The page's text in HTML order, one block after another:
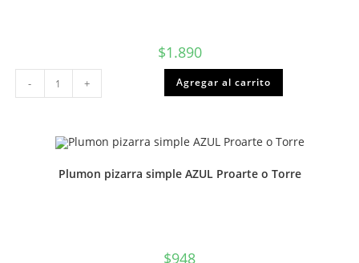
$1.890
Tijera
punta
roma
grip
Torre
Proarte
- + Agregar al carrito
Plumon pizarra simple AZUL Proarte o Torre
$948